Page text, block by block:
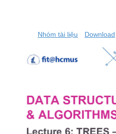
Nhóm tài liệu Download